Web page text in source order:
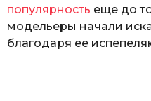
популярность еще до
модельеры начали
благодаря ее